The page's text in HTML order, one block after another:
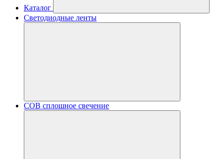
Каталог
Светодиодные ленты
COB сплошное свечение